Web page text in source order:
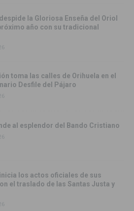
la Gloriosa Enseña del Oriol
año con su tradicional
toma las calles de Orihuela en el
Desfile del Pájaro
al esplendor del Bando Cristiano
los actos oficiales de sus
el traslado de las Santas Justa y